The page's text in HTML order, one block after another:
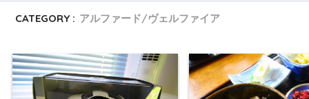
CATEGORY : アルファード/ヴェルファイア